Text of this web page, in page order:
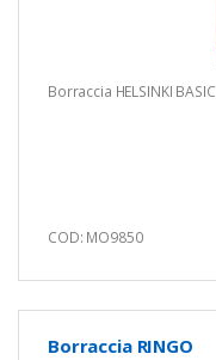
Borraccia HELSINKI BASIC
COD: MO9850
Borraccia RINGO